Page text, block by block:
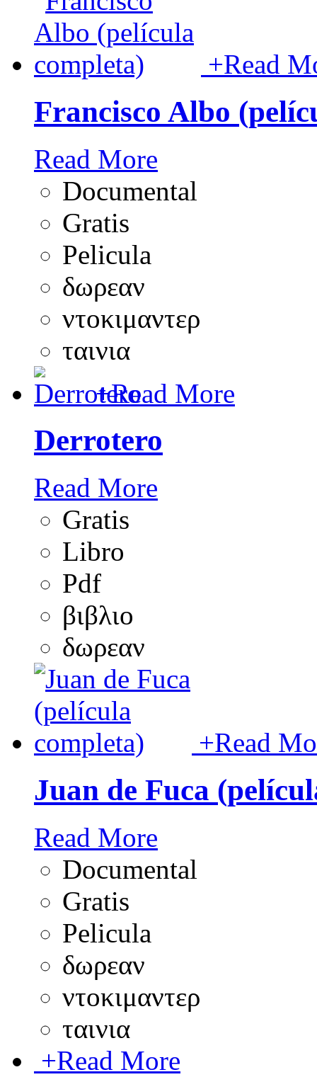
+Read
Francisco Albo
Read More
Documental
Gratis
Pelicula
δωρεαν
ντοκιμαντερ
ταινια
+Read More
Derrotero
Read More
Gratis
Libro
Pdf
βιβλιο
δωρεαν
+Read
Juan de Fuca
Read More
Documental
Gratis
Pelicula
δωρεαν
ντοκιμαντερ
ταινια
+Read More